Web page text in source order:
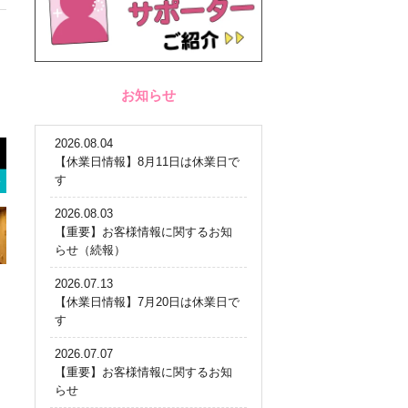
お知らせ
2026.08.04
【休業日情報】8月11日は休業日で
す
2026.08.03
【重要】お客様情報に関するお知
らせ（続報）
2026.07.13
【休業日情報】7月20日は休業日で
す
2026.07.07
【重要】お客様情報に関するお知
らせ